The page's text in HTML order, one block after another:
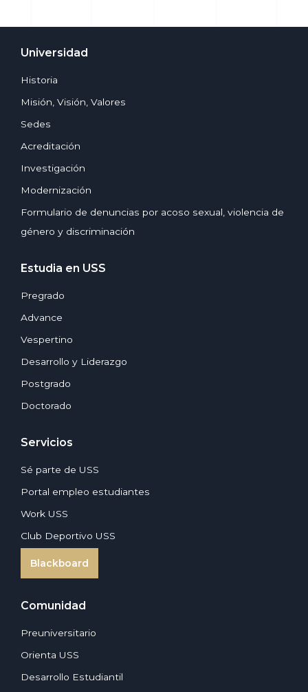
Universidad
Historia
Misión, Visión, Valores
Sedes
Acreditación
Investigación
Modernización
Formulario de denuncias por acoso sexual, violencia de
género y discriminación
Estudia en USS
Pregrado
Advance
Vespertino
Desarrollo y Liderazgo
Postgrado
Doctorado
Servicios
Sé parte de USS
Portal empleo estudiantes
Work USS
Club Deportivo USS
Blackboard
Comunidad
Preuniversitario
Orienta USS
Desarrollo Estudiantil